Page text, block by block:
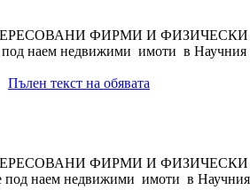
ФИРМИ И
под наем недвижими имоти в
Пълен текст на обявата
ФИРМИ И
под наем недвижими имоти в